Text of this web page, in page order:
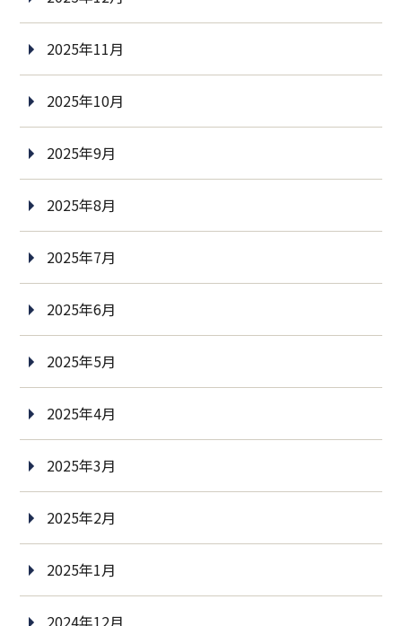
2025年11月
2025年10月
2025年9月
2025年8月
2025年7月
2025年6月
2025年5月
2025年4月
2025年3月
2025年2月
2025年1月
2024年12月